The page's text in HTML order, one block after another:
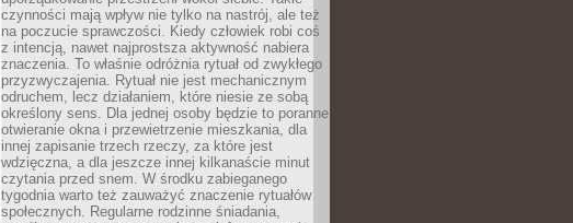
czynności mają wpływ nie tylko na nastrój, ale też
na poczucie sprawczości. Kiedy człowiek robi coś
z intencją, nawet najprostsza aktywność nabiera
znaczenia. To właśnie odróżnia rytuał od zwykłego
przyzwyczajenia. Rytuał nie jest mechanicznym
odruchem, lecz działaniem, które niesie ze sobą
określony sens. Dla jednej osoby będzie to poranne
otwieranie okna i przewietrzenie mieszkania, dla
innej zapisanie trzech rzeczy, za które jest
wdzięczna, a dla jeszcze innej kilkanaście minut
czytania przed snem. W środku zabieganego
tygodnia warto też zauważyć znaczenie rytuałów
społecznych. Regularne rodzinne śniadania,